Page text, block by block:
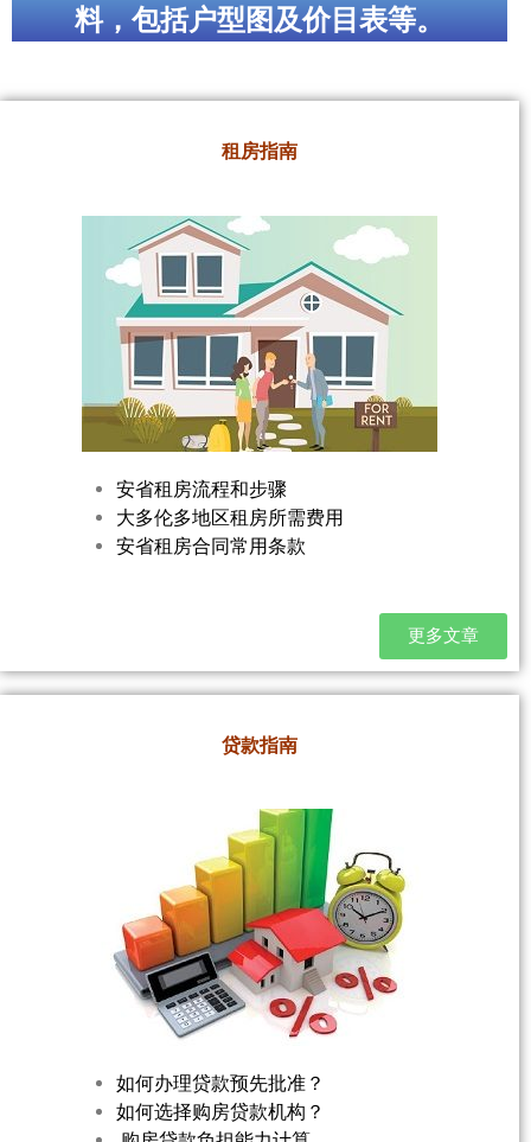
料，包括户型图及价目表等。
租房指南
安省租房流程和步骤
大多伦多地区租房所需费用
安省租房合同常用条款
更多文章
贷款指南
如何办理贷款预先批准？
如何选择购房贷款机构？